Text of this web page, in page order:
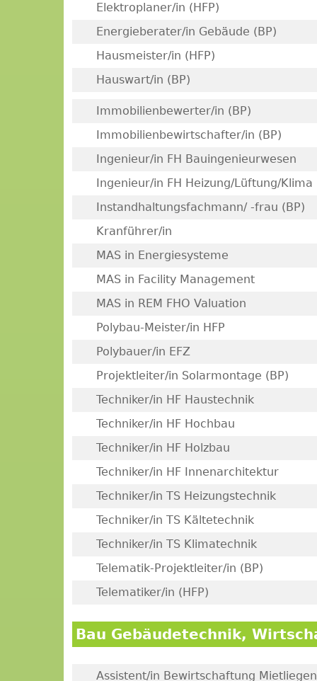
Elektroplaner/in (HFP)
Energieberater/in Gebäude (BP)
Hausmeister/in (HFP)
Hauswart/in (BP)
Immobilienbewerter/in (BP)
Immobilienbewirtschafter/in (BP)
Ingenieur/in FH Bauingenieurwesen
Ingenieur/in FH Heizung/Lüftung/Klima
Instandhaltungsfachmann/ -frau (BP)
Kranführer/in
MAS in Energiesysteme
MAS in Facility Management
MAS in REM FHO Valuation
Polybau-Meister/in HFP
Polybauer/in EFZ
Projektleiter/in Solarmontage (BP)
Techniker/in HF Haustechnik
Techniker/in HF Hochbau
Techniker/in HF Holzbau
Techniker/in HF Innenarchitektur
Techniker/in TS Heizungstechnik
Techniker/in TS Kältetechnik
Techniker/in TS Klimatechnik
Telematik-Projektleiter/in (BP)
Telematiker/in (HFP)
Bau Gebäudetechnik,
Assistent/in Bewirtschaftung